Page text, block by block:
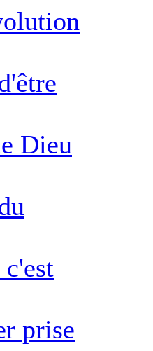
Dieu
prise